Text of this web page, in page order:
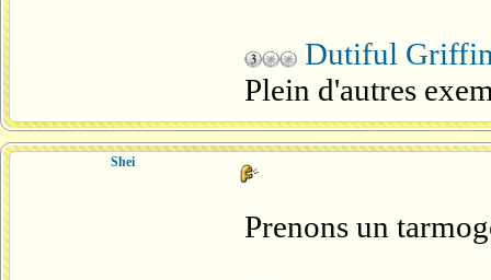
Dutiful
Plein d'autres
Shei
Prenons un